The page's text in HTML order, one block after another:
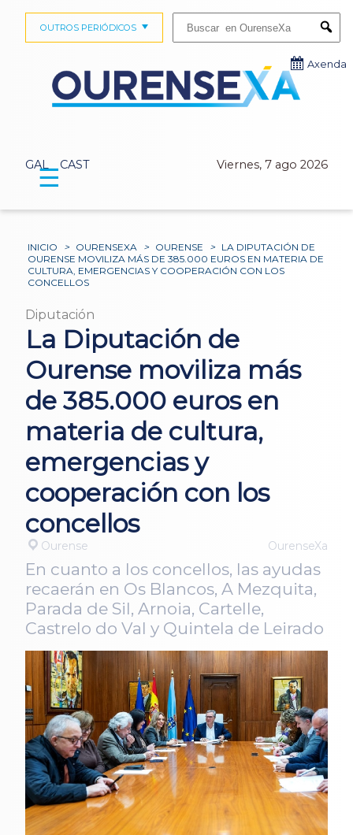
GAL CAST Viernes, 7 ago 2026
OUTROS PERIÓDICOS
Axenda
☰
INICIO > OURENSEXA > OURENSE > LA DIPUTACIÓN DE
OURENSE MOVILIZA MÁS DE 385.000 EUROS EN MATERIA DE
CULTURA, EMERGENCIAS Y COOPERACIÓN CON LOS
CONCELLOS
Diputación
La Diputación de
Ourense moviliza más
de 385.000 euros en
materia de cultura,
emergencias y
cooperación con los
concellos
Ourense OurenseXa
En cuanto a los concellos, las ayudas
recaerán en Os Blancos, A Mezquita,
Parada de Sil, Arnoia, Cartelle,
Castrelo do Val y Quintela de Leirado